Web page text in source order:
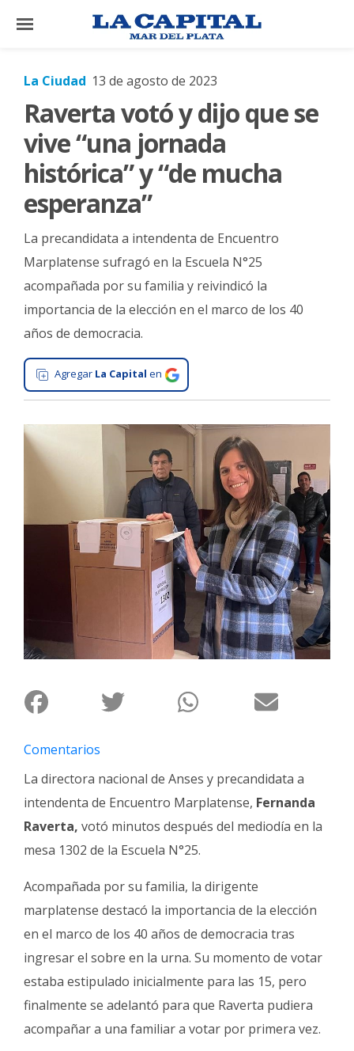
×
El
País
El
Mundo
La
Cultura
Tecnología
Gastronomía
Interés
General
La
Ciudad
Deportes
Espectáculos
Policiales
Cartelera
de
Familia
Clasificados
Fúnebres
La Ciudad 13 de agosto de 2023
Raverta votó y dijo que se
vive “una jornada
histórica” y “de mucha
esperanza”
La precandidata a intendenta de Encuentro
Marplatense sufragó en la Escuela N°25
acompañada por su familia y reivindicó la
importancia de la elección en el marco de los 40
años de democracia.
Agregar La Capital en
Comentarios
La directora nacional de Anses y precandidata a
intendenta de Encuentro Marplatense, Fernanda
Raverta, votó minutos después del mediodía en la
mesa 1302 de la Escuela N°25.
Acompañada por su familia, la dirigente
marplatense destacó la importancia de la elección
en el marco de los 40 años de democracia tras
ingresar el sobre en la urna. Su momento de votar
estaba estipulado inicialmente para las 15, pero
finalmente se adelantó para que Raverta pudiera
acompañar a una familiar a votar por primera vez.